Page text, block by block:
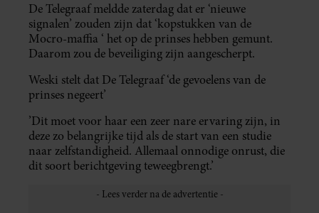
De Telegraaf meldde zaterdag dat er ‘nieuwe
signalen’ zouden zijn dat ‘kopstukken van de
Mocro-maffia ‘ het op de prinses hebben gemunt.
Daarom zou de beveiliging zijn aangescherpt.
Weski stelt dat De Telegraaf ‘de gevoelens van de
prinses negeert’
’Dit moet voor haar een zeer nare ervaring zijn, in
deze zo belangrijke tijd als de start van een studie
naar zelfstandigheid. Allemaal onnodige onrust, die
dit soort berichtgeving teweegbrengt.’